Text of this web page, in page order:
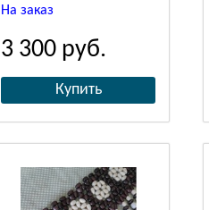
На заказ
3 300 руб.